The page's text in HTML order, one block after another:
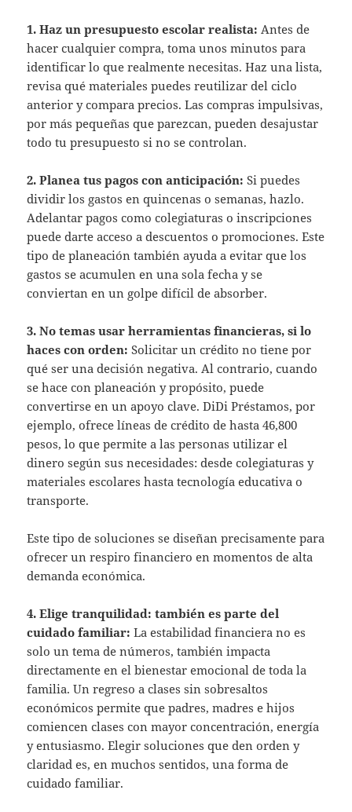
1. Haz un presupuesto escolar realista: Antes de
hacer cualquier compra, toma unos minutos para
identificar lo que realmente necesitas. Haz una lista,
revisa qué materiales puedes reutilizar del ciclo
anterior y compara precios. Las compras impulsivas,
por más pequeñas que parezcan, pueden desajustar
todo tu presupuesto si no se controlan.
2. Planea tus pagos con anticipación:Si puedes
dividir los gastos en quincenas o semanas, hazlo.
Adelantar pagos como colegiaturas o inscripciones
puede darte acceso a descuentos o promociones. Este
tipo de planeación también ayuda a evitar que los
gastos se acumulen en una sola fecha y se
conviertan en un golpe difícil de absorber.
3. No temas usar herramientas financieras, si lo
haces con orden:Solicitar un crédito no tiene por
qué ser una decisión negativa. Al contrario, cuando
se hace con planeación y propósito, puede
convertirse en un apoyo clave. DiDi Préstamos, por
ejemplo, ofrece líneas de crédito de hasta 46,800
pesos, lo que permite a las personas utilizar el
dinero según sus necesidades: desde colegiaturas y
materiales escolares hasta tecnología educativa o
transporte.
Este tipo de soluciones se diseñan precisamente para
ofrecer un respiro financiero en momentos de alta
demanda económica.
4. Elige tranquilidad: también es parte del
cuidado familiar:La estabilidad financiera no es
solo un tema de números, también impacta
directamente en el bienestar emocional de toda la
familia. Un regreso a clases sin sobresaltos
económicos permite que padres, madres e hijos
comiencen clases con mayor concentración, energía
y entusiasmo. Elegir soluciones que den orden y
claridad es, en muchos sentidos, una forma de
cuidado familiar.